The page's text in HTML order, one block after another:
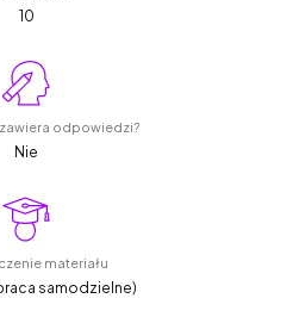
10
odpowiedzi?
Nie
materiału
samodzielne)